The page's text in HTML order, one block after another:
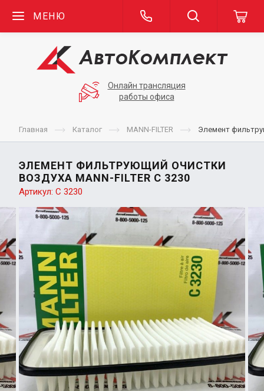
МЕНЮ
Онлайн трансляция
работы офиса
Главная Каталог MANN-FILTER Элемент
ЭЛЕМЕНТ ФИЛЬТРУЮЩИЙ ОЧИСТКИ
ВОЗДУХА MANN-FILTER C 3230
Артикул: C 3230